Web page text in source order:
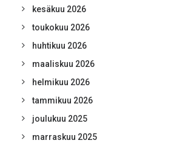
kesäkuu 2026
toukokuu 2026
huhtikuu 2026
maaliskuu 2026
helmikuu 2026
tammikuu 2026
joulukuu 2025
marraskuu 2025